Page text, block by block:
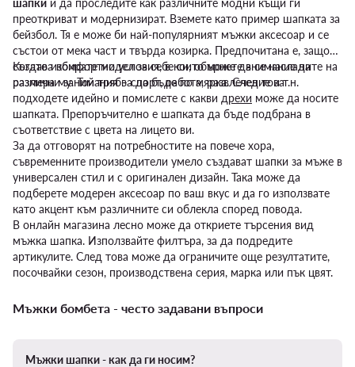
преоткриват и модернизират. Вземете като пример шапката за
бейзбол. Тя е може би най-популярният мъжки аксесоар и се
състои от мека част и твърда козирка. Предпочитана е, защото
създава комфортни условия, в които може да се насладите на
различни занимания – спорт, работа, развлечение и т.н.
Когато избирате модел за себе си, обърнете внимание на
размера му. Той трябва да бъде по мярка. След това
подходете идейно и помислете с какви дрехи може да носите
шапката. Препоръчително е шапката да бъде подбрана в
съответствие с цвета на лицето ви.
За да отговорят на потребностите на повече хора,
съвременните производители умело създават шапки за мъже в
универсален стил и с оригинален дизайн. Така може да
подберете модерен аксесоар по ваш вкус и да го използвате
като акцент към различните си облекла според повода.
В онлайн магазина лесно може да откриете търсения вид
мъжка шапка. Използвайте филтъра, за да подредите
артикулите. След това може да ограничите още резултатите,
посочвайки сезон, производствена серия, марка или пък цвят.
Мъжки бомбета - често задавани въпроси
Мъжки шапки - как да ги носим?